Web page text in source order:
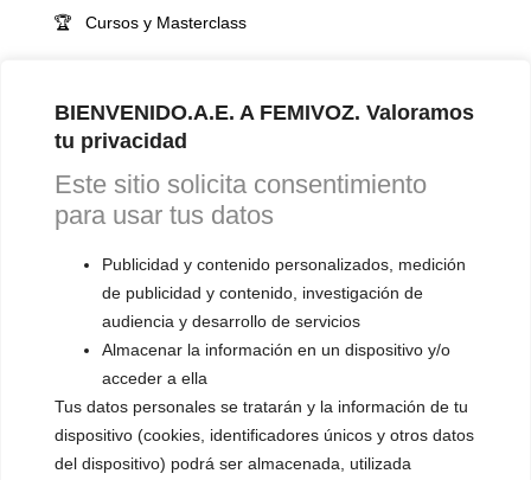
BIENVENIDO.A.E. A FEMIVOZ. Valoramos
tu privacidad
Este sitio solicita consentimiento
para usar tus datos
Publicidad y contenido personalizados, medición
de publicidad y contenido, investigación de
audiencia y desarrollo de servicios
Almacenar la información en un dispositivo y/o
acceder a ella
Tus datos personales se tratarán y la información de tu
dispositivo (cookies, identificadores únicos y otros datos
del dispositivo) podrá ser almacenada, utilizada
🏆 Cursos y Masterclass
▪️ Feminización de la voz
▪️ Masculinización de la voz
▪️ Neutralización de la voz
▪️ Androginización de la voz
OTRAS SESIONES
▪️ Caracterización de la voz
▪️ Voz virilizada por esteroides
▪️ Modificación del acento